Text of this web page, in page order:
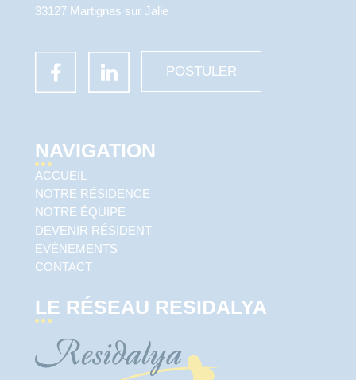
33127 Martignas sur Jalle
POSTULER
NAVIGATION
ACCUEIL
NOTRE RÉSIDENCE
NOTRE ÉQUIPE
DEVENIR RÉSIDENT
EVÉNEMENTS
CONTACT
LE RÉSEAU RESIDALYA